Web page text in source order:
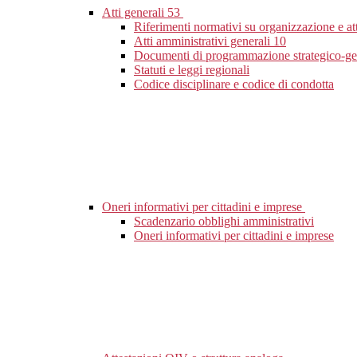
Atti generali 53
Riferimenti normativi su organizzazione e
Atti amministrativi generali 10
Documenti di programmazione strategico-
Statuti e leggi regionali
Codice disciplinare e codice di condotta
Oneri informativi per cittadini e imprese
Scadenzario obblighi amministrativi
Oneri informativi per cittadini e imprese